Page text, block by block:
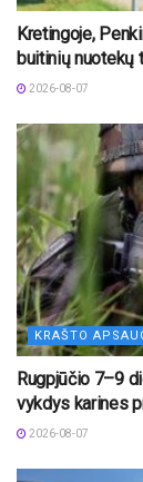
Kretingoje,
buitinių nuotekų
2026-08-07
KRAŠTO
Rugpjūčio 7–9
vykdys karines
2026-08-07